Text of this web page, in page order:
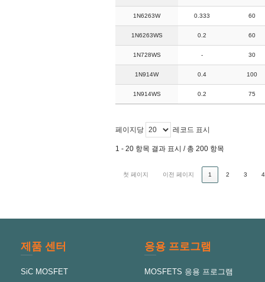
1N6263W 0.333 60
1N6263WS 0.2 60
1N728WS - 30
1N914W 0.4 100
1N914WS 0.2 75
페이지당 레코드 표시
1 - 20 항목 결과 표시 / 총 200 항목
첫 페이지 이전 페이지 1 2 3 4
제품 센터
SiC MOSFET
응용 프로그램
MOSFETS 응용 프로그램